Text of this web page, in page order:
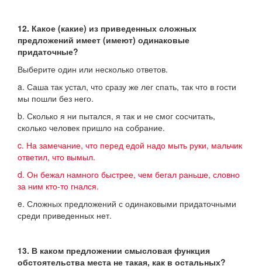
12. Какое (какие) из приведенных сложных
предложений имеет (имеют) одинаковые
придаточные?
Выберите один или несколько ответов.
a. Саша так устал, что сразу же лег спать, так что в гости
мы пошли без него.
b. Сколько я ни пытался, я так и не смог сосчитать,
сколько человек пришло на собрание.
c. На замечание, что перед едой надо мыть руки, мальчик
ответил, что вымыл.
d. Он бежал намного быстрее, чем бегал раньше, словно
за ним кто-то гнался.
e. Сложных предложений с одинаковыми придаточными
среди приведенных нет.
13. В каком предложении смысловая функция
обстоятельства места не такая, как в остальных?